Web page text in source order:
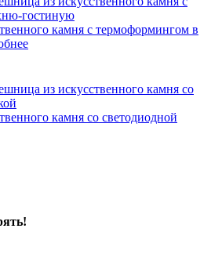
камня с термоформингом в
камня со светодиодной